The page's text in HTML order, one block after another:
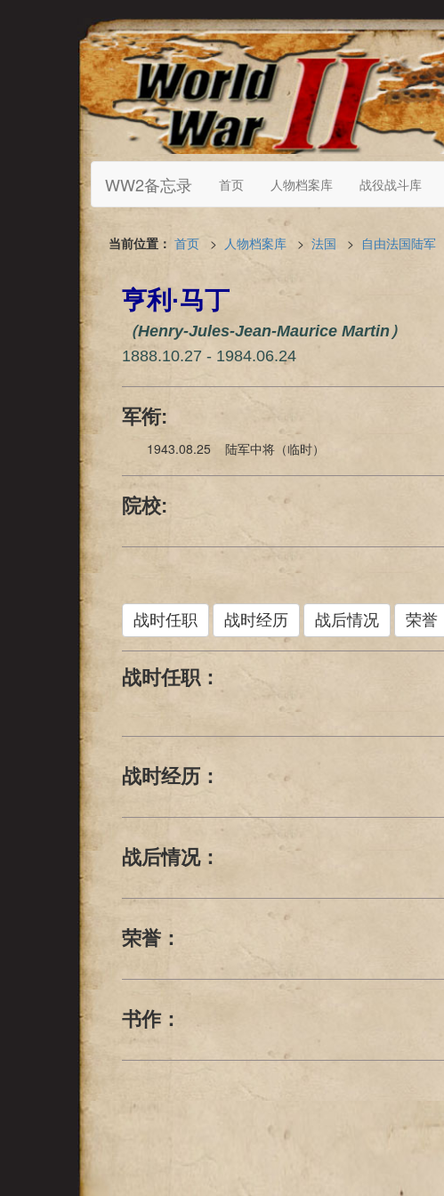
WW2备忘录 首页 人物档案库 战役战斗库
当前位置： 首页 > 人物档案库 > 法国 > 自由法国陆军
亨利·马丁
（Henry-Jules-Jean-Maurice Martin）
1888.10.27 - 1984.06.24
军衔:
1943.08.25 陆军中将（临时）
院校:
战时任职 战时经历 战后情况 荣誉
战时任职：
战时经历：
战后情况：
荣誉：
书作：